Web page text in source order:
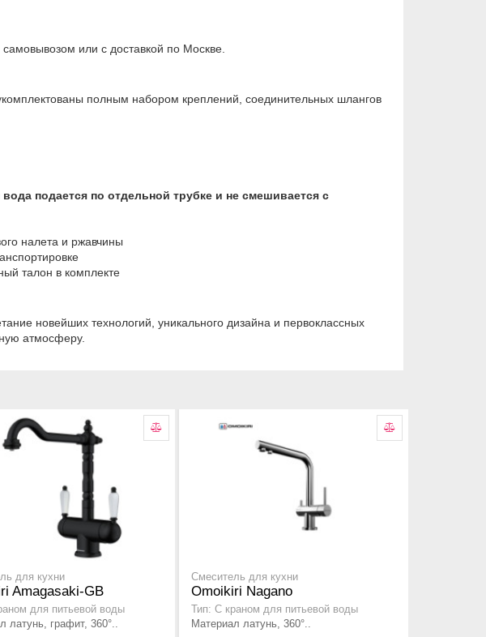
самовывозом или с доставкой по Москве.
полным набором креплений, соединительных шлангов
подается по отдельной трубке и не смешивается с
налета и ржавчины
талон в комплекте
новейших технологий, уникального дизайна и первоклассных
атмосферу.
для кухни
Amagasaki-GB
для питьевой воды
латунь, графит, 360°..
Смеситель для кухни
Omoikiri Nagano
Тип: С краном для питьевой воды
Материал латунь, 360°..